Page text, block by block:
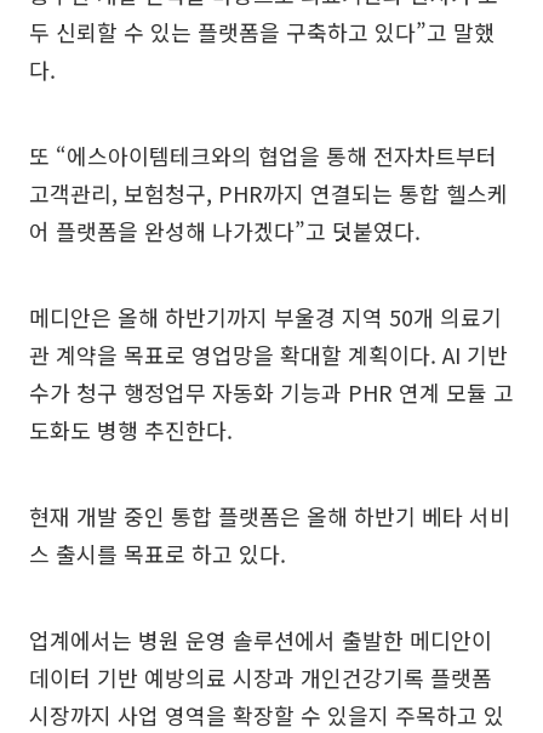
두 신뢰할 수 있는 플랫폼을 구축하고 있다”고 말했
다.
또 “에스아이템테크와의 협업을 통해 전자차트부터
고객관리, 보험청구, PHR까지 연결되는 통합 헬스케
어 플랫폼을 완성해 나가겠다”고 덧붙였다.
메디안은 올해 하반기까지 부울경 지역 50개 의료기
관 계약을 목표로 영업망을 확대할 계획이다. AI 기반
수가 청구 행정업무 자동화 기능과 PHR 연계 모듈 고
도화도 병행 추진한다.
현재 개발 중인 통합 플랫폼은 올해 하반기 베타 서비
스 출시를 목표로 하고 있다.
업계에서는 병원 운영 솔루션에서 출발한 메디안이
데이터 기반 예방의료 시장과 개인건강기록 플랫폼
시장까지 사업 영역을 확장할 수 있을지 주목하고 있